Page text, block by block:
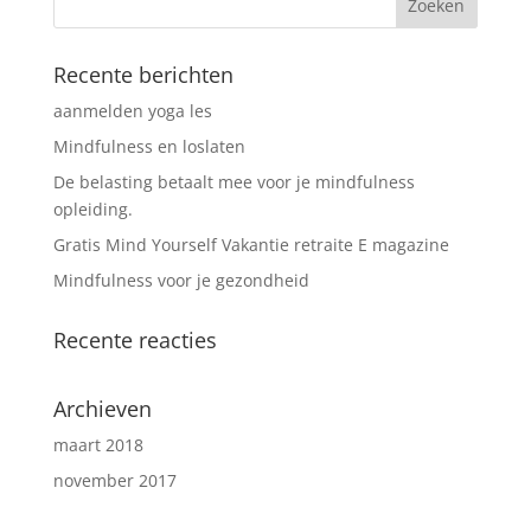
Recente berichten
aanmelden yoga les
Mindfulness en loslaten
De belasting betaalt mee voor je mindfulness
opleiding.
Gratis Mind Yourself Vakantie retraite E magazine
Mindfulness voor je gezondheid
Recente reacties
Archieven
maart 2018
november 2017